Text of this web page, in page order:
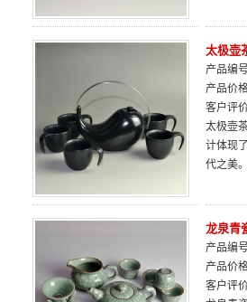
太极壶
产品编
产品价
客户评
太极壶
计体现
代之美
龙泉青
产品编
产品价
客户评